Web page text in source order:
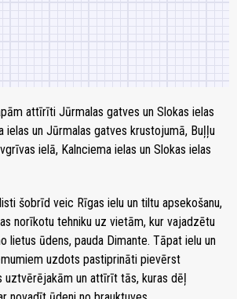
attīrīti Jūrmalas gatves un Slokas ielas
ielas un Jūrmalas gatves krustojumā, Buļļu
ielā, Kalnciema ielas un Slokas ielas
šobrīd veic Rīgas ielu un tiltu apsekošanu,
norīkotu tehniku uz vietām, kur vajadzētu
lietus ūdens, pauda Dimante. Tāpat ielu un
uzdots pastiprināti pievērst
uztvērējakām un attīrīt tās, kuras dēļ